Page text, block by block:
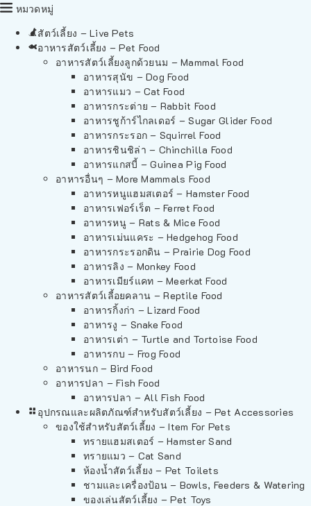
หมวดหมู่
สัตว์เลี้ยง – Live Pets
อาหารสัตว์เลี้ยง – Pet Food
อาหารสัตว์เลี้ยงลูกด้วยนม – Mammal Food
อาหารสุนัข – Dog Food
อาหารแมว – Cat Food
อาหารกระต่าย – Rabbit Food
อาหารชูก้าร์ไกลเดอร์ – Sugar Glider Food
อาหารกระรอก – Squirrel Food
อาหารชินชิล่า – Chinchilla Food
อาหารแกสบี้ – Guinea Pig Food
อาหารอื่นๆ – More Mammals Food
อาหารหนูแฮมสเตอร์ – Hamster Food
อาหารเฟอร์เร็ต – Ferret Food
อาหารหนู – Rats & Mice Food
อาหารเม่นแคระ – Hedgehog Food
อาหารกระรอกดิน – Prairie Dog Food
อาหารลิง – Monkey Food
อาหารเมียร์แคท – Meerkat Food
อาหารสัตว์เลี้อยคลาน – Reptile Food
อาหารกิ้งก่า – Lizard Food
อาหารงู – Snake Food
อาหารเต่า – Turtle and Tortoise Food
อาหารกบ – Frog Food
อาหารนก – Bird Food
อาหารปลา – Fish Food
อาหารปลา – All Fish Food
อุปกรณและผลิตภัณฑ์สำหรับสัตว์เลี้ยง – Pet Accessories
ของใช้สำหรับสัตว์เลี้ยง – Item For Pets
ทรายแฮมสเตอร์ – Hamster Sand
ทรายแมว – Cat Sand
ห้องน้ำสัตว์เลี้ยง – Pet Toilets
ชามและเครื่องป้อน – Bowls, Feeders & Watering
ของเล่นสัตว์เลี้ยง – Pet Toys